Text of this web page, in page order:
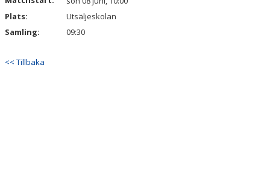
Plats:
Utsäljeskolan
Samling:
09:30
<< Tillbaka